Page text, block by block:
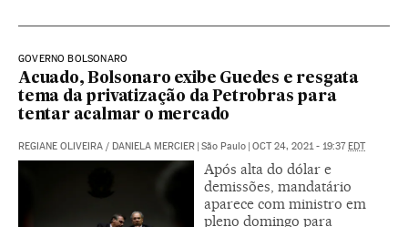
GOVERNO BOLSONARO
Acuado, Bolsonaro exibe Guedes e resgata
tema da privatização da Petrobras para
tentar acalmar o mercado
REGIANE OLIVEIRA / DANIELA MERCIER São Paulo OCT 24, 2021 - 19:37 EDT
Após alta do dólar e
demissões, mandatário
aparece com ministro em
pleno domingo para